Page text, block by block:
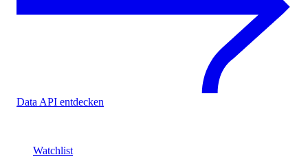
Data API entdecken
Watchlist